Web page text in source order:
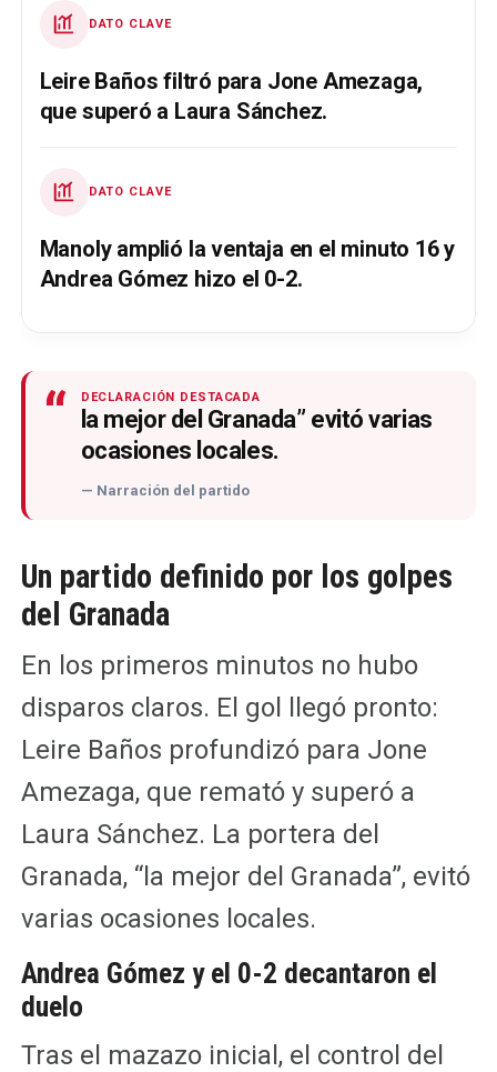
DATO CLAVE
Leire Baños filtró para Jone Amezaga,
que superó a Laura Sánchez.
DATO CLAVE
Manoly amplió la ventaja en el minuto 16 y
Andrea Gómez hizo el 0-2.
“ DECLARACIÓN DESTACADA
la mejor del Granada” evitó varias
ocasiones locales.
— Narración del partido
Un partido definido por los golpes
del Granada
En los primeros minutos no hubo
disparos claros. El gol llegó pronto:
Leire Baños profundizó para Jone
Amezaga, que remató y superó a
Laura Sánchez. La portera del
Granada, “la mejor del Granada”, evitó
varias ocasiones locales.
Andrea Gómez y el 0-2 decantaron el
duelo
Tras el mazazo inicial, el control del